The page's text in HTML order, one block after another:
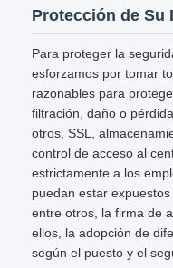
Protección de Su
Para proteger la
esforzamos por tomar
razonables para
filtración, daño o
otros, SSL,
control de acceso al
estrictamente a los
puedan estar
entre otros, la firma de
ellos, la adopción de
según el puesto y el